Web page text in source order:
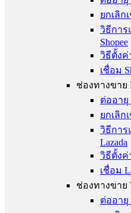
ยกเลิก
วิธีการ
Shopee
วิธีตั้งค่
เชื่อม
ช่องทางขาย
ต่ออายุ
ยกเลิก
วิธีการ
Lazada
วิธีตั้งค่
เชื่อม
ช่องทางขาย
ต่ออายุ